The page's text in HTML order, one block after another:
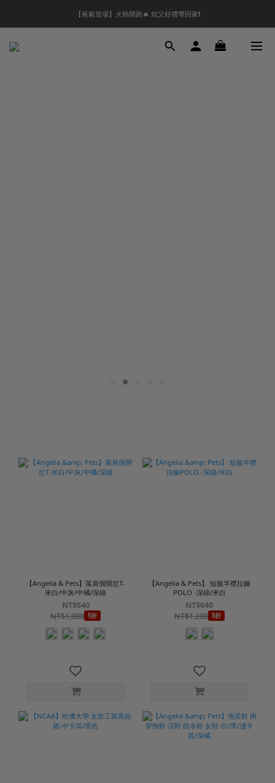
【夏末OUTLET】專區全面5折起❗超值入手就趁現在🔥
【爸氣登場】火熱開跑🔥 炫父好禮帶回家❗
【會員好禮】加入會員送$200購物金❗多重好禮等你加入領取 ❗
【Angelia & Pets】落肩側開岔T-
米白/中灰/中橘/深綠
NT$540
NT$1,080 5折
【Angelia & Pets】 短版半襟拉鍊
POLO -深綠/米白
NT$640
NT$1,280 5折